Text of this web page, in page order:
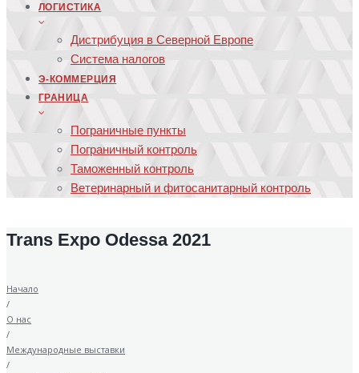
ЛОГИСТИКА
Дистрибуция в Северной Европе
Система налогов
Э-КОММЕРЦИЯ
ГРАНИЦА
Пограничные пункты
Пограничный контроль
Таможенный контроль
Ветеринарный и фитосанитарный контроль
Trans Expo Odessa 2021
Начало
/
О нас
/
Международные выставки
/